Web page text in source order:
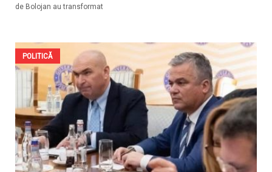
de Bolojan au transformat
POLITICĂ